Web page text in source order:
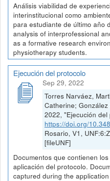
Análisis viabilidad de
interinstitucional como
para estudiante de último año
analysis of interprofessional
as a formative research
physiotherapy students.
Ejecución del protocolo
Sep 29, 2022
Torres Narváez,
Catherine;
2022, "Ejecución del
https://doi.org/
Rosario, V1,
[fileUNF]
Documentos que contienen
aplicación del protocolo.
captured during the